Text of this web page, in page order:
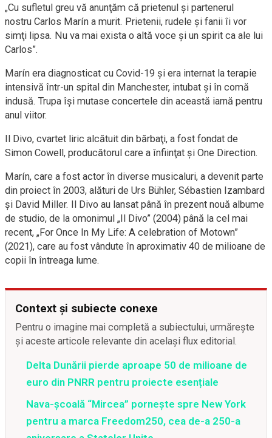
„Cu sufletul greu vă anunţăm că prietenul şi partenerul
nostru Carlos Marín a murit. Prietenii, rudele şi fanii îi vor
simţi lipsa. Nu va mai exista o altă voce şi un spirit ca ale lui
Carlos”.
Marín era diagnosticat cu Covid-19 și era internat la terapie
intensivă într-un spital din Manchester, intubat şi în comă
indusă. Trupa își mutase concertele din această iarnă pentru
anul viitor.
Il Divo, cvartet liric alcătuit din bărbaţi, a fost fondat de
Simon Cowell, producătorul care a înfiinţat şi One Direction.
Marín, care a fost actor în diverse musicaluri, a devenit parte
din proiect în 2003, alături de Urs Bühler, Sébastien Izambard
şi David Miller. Il Divo au lansat până în prezent nouă albume
de studio, de la omonimul „Il Divo” (2004) până la cel mai
recent, „For Once In My Life: A celebration of Motown”
(2021), care au fost vândute în aproximativ 40 de milioane de
copii în întreaga lume.
Context și subiecte conexe
Pentru o imagine mai completă a subiectului, urmărește
și aceste articole relevante din același flux editorial.
Delta Dunării pierde aproape 50 de milioane de
euro din PNRR pentru proiecte esențiale
Nava-școală “Mircea” pornește spre New York
pentru a marca Freedom250, cea de-a 250-a